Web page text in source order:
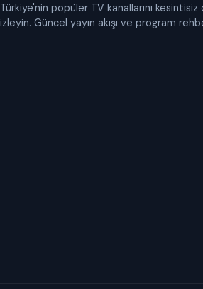
Türkiye'nin popüler TV kanallarını kesintisiz
izleyin. Güncel yayın akışı ve program